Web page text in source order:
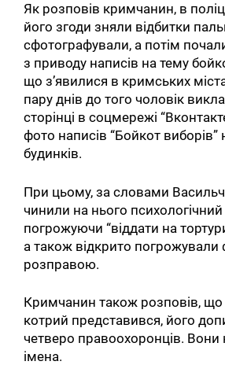
Як розповів кримчанин, в
його згоди зняли відбитки
сфотографували, а потім
з приводу написів на тему
що з’явилися в кримських
пару днів до того чоловік
сторінці в соцмережі
фото написів “Бойкот виборів”
будинків.
При цьому, за словами
чинили на нього психологічний
погрожуючи “віддати на
а також відкрито погрожували
розправою.
Кримчанин також розповів,
котрий представився, його
четверо правоохоронців. Вони
імена.